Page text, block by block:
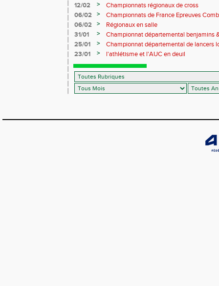
12/02
>
Championnats régionaux de cross
06/02
>
Championnats de France Epreuves
06/02
>
Régionaux en salle
31/01
>
Championnat départemental benjamins
MODIFIES
25/01 >
Championnat départemental de lancers
23/01
> l'athlétisme et l'AUC en deuil